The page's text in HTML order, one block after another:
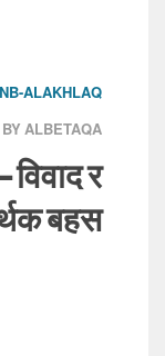
NB-ALAKHLAQ
BY ALBETAQA
र
बहस